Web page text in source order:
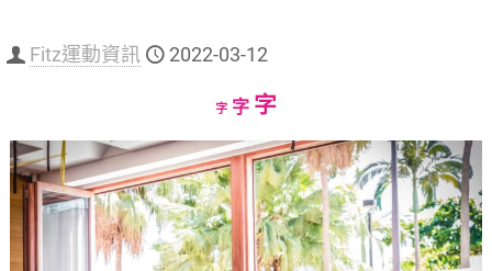
Fitz運動資訊 2022-03-12
字Decrease
size.
字Reset
size.
字Increase
size.